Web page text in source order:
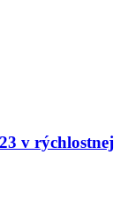
v rýchlostnej